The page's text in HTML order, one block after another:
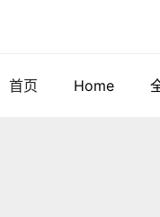
首页 Home